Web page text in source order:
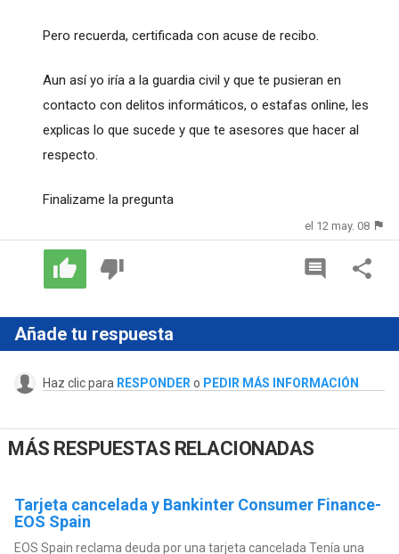
Pero recuerda, certificada con acuse de recibo.
Aun así yo iría a la guardia civil y que te pusieran en
contacto con delitos informáticos, o estafas online, les
explicas lo que sucede y que te asesores que hacer al
respecto.
Finalizame la pregunta
el 12 may. 08
Añade tu respuesta
Haz clic para RESPONDER o PEDIR MÁS INFORMACIÓN
MÁS RESPUESTAS RELACIONADAS
Tarjeta cancelada y Bankinter Consumer Finance-
EOS Spain
EOS Spain reclama deuda por una tarjeta cancelada Tenía una